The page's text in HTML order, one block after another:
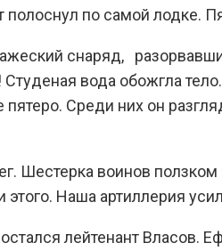
по самой лодке.
снаряд,
вода обожгла
Среди них он
Шестерка воинов
Наша артиллерия
лейтенант Власов.